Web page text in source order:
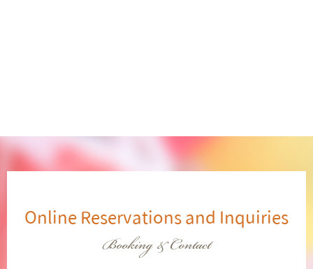
Online Reservations and Inquiries
Booking & Contact